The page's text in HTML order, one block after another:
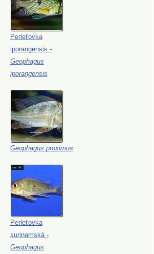
Perleťovka
iporangensis -
Geophagus
iporangensis
Geophagus proximus
Perleťovka
surinamská -
Geophagus